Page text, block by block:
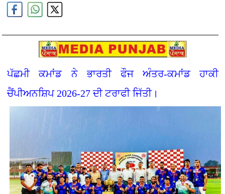
ਪੱਛਮੀ ਕਮਾਂਡ ਨੇ ਭਾਰਤੀ ਫੌਜ ਅੰਤਰ-ਕਮਾਂਡ ਹਾਕੀ
ਚੈਂਪੀਅਨਸ਼ਿਪ 2026-27 ਦੀ ਟਰਾਫੀ ਜਿੱਤੀ।